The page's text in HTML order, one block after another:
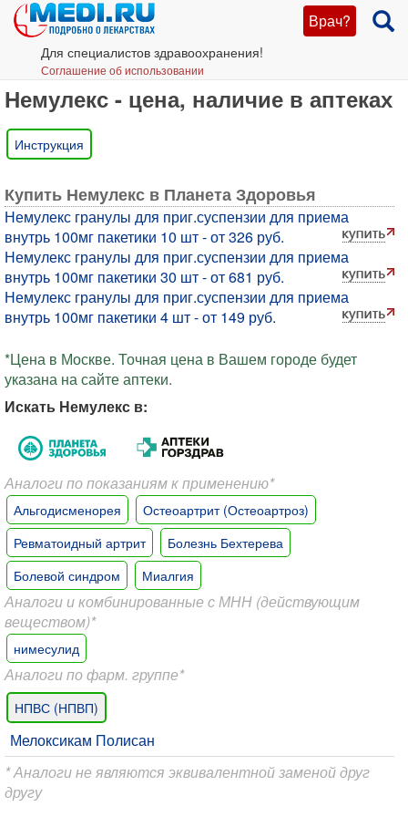
Врач?
Для специалистов здравоохранения!
Соглашение об использовании
Немулекс - цена, наличие в аптеках
Инструкция
Купить Немулекс в Планета Здоровья
Немулекс гранулы для приг.суспензии для приема
внутрь 100мг пакетики 10 шт - от 326 руб.
Немулекс гранулы для приг.суспензии для приема
внутрь 100мг пакетики 30 шт - от 681 руб.
Немулекс гранулы для приг.суспензии для приема
внутрь 100мг пакетики 4 шт - от 149 руб.
*Цена в Москве. Точная цена в Вашем городе будет
указана на сайте аптеки.
Искать Немулекс в:
Аналоги по показаниям к применению*
Альгодисменорея
Остеоартрит (Остеоартроз)
Ревматоидный артрит
Болезнь Бехтерева
Болевой синдром
Миалгия
Аналоги и комбинированные с МНН (действующим
веществом)*
нимесулид
Аналоги по фарм. группе*
НПВС (НПВП)
Мелоксикам Полисан
* Аналоги не являются эквивалентной заменой друг
другу